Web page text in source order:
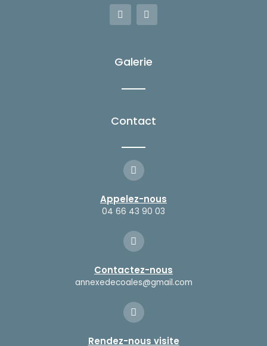
F
a
c
o
o
f
I
n
s
r
Galerie
Contact
Appelez-nous
04 66 43 90 03
Contactez-nous
annexedecoales@gmail.com
Rendez-nous visite